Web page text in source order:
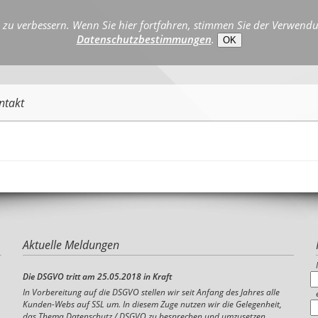
Aktuelle Meldungen
Die DSGVO tritt am 25.05.2018 in Kraft
In Vorbereitung auf die DSGVO stellen wir seit Anfang des Jahres alle
Kunden-Webs auf SSL um. In diesem Zuge nutzen wir die Gelegenheit,
verbessern. Wenn Sie hier fortfahren, stimmen Sie der
Datenschutzbestimmungen. OK